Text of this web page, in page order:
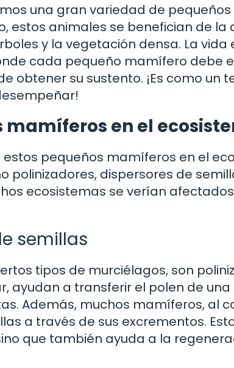
una gran variedad de
estos animales se benefician de la
y la vegetación densa. La vida
cada pequeño mamífero debe
obtener su sustento. ¡Es como un
mamíferos en el
pequeños mamíferos en el
polinizadores, dispersores de
ecosistemas se verían
semillas
tipos de murciélagos, son
ayudan a transferir el polen de
Además, muchos mamíferos, al
a través de sus excrementos.
que también ayuda a la